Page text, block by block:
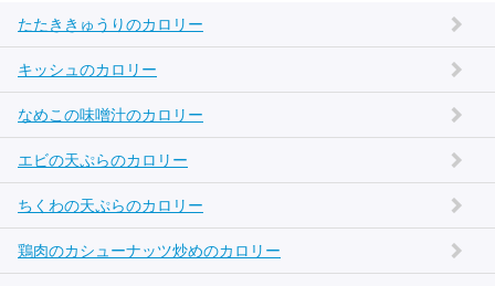
たたききゅうりのカロリー
キッシュのカロリー
なめこの味噌汁のカロリー
エビの天ぷらのカロリー
ちくわの天ぷらのカロリー
鶏肉のカシューナッツ炒めのカロリー